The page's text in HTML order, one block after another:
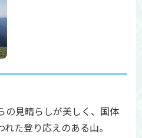
の見晴らしが美しく、国体
た登り応えのある山。